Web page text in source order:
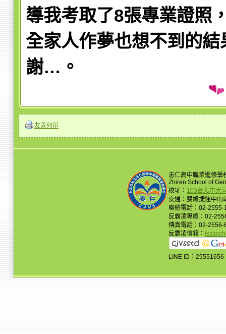
導我考取了8張專業證照
全家人作夢也想不到的
謝…。
友善列印
志仁高中職業進修學
Zhiren School of
校址： 103台北市大
交通：雙線捷運中山
聯絡電話：02-2555-
反霸凌專線：02-
傳真電話：02-2556-
反霸凌信箱：
LINE ID：25551656